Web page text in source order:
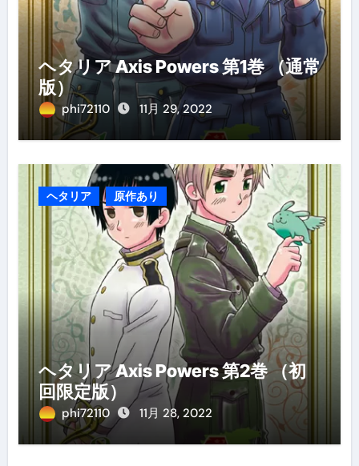
ヘタリア Axis Powers 第1巻 （通常
版）
phi72110 11月 29, 2022
ヘタリア 原作あり
ヘタリア Axis Powers 第2巻 （初
回限定版）
phi72110 11月 28, 2022